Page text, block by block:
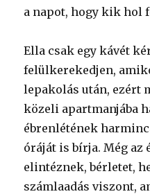
a napot, hogy kik hol
Ella csak egy kávét
felülkerekedjen,
lepakolás után, ezért
közeli apartmanjába
ébrenlétének
óráját is bírja. Még az
elintéznek, bérletet,
számlaadás viszont,